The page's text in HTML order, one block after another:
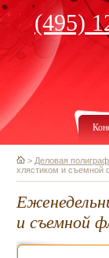
(495)
> Деловая
хлястиком и съемной
и съемной